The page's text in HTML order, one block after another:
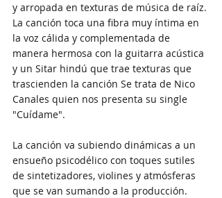
y arropada en texturas de música de raíz.
La canción toca una fibra muy íntima en
la voz cálida y complementada de
manera hermosa con la guitarra acústica
y un Sitar hindú que trae texturas que
trascienden la canción Se trata de Nico
Canales quien nos presenta su single
"Cuídame".
La canción va subiendo dinámicas a un
ensueño psicodélico con toques sutiles
de sintetizadores, violines y atmósferas
que se van sumando a la producción.